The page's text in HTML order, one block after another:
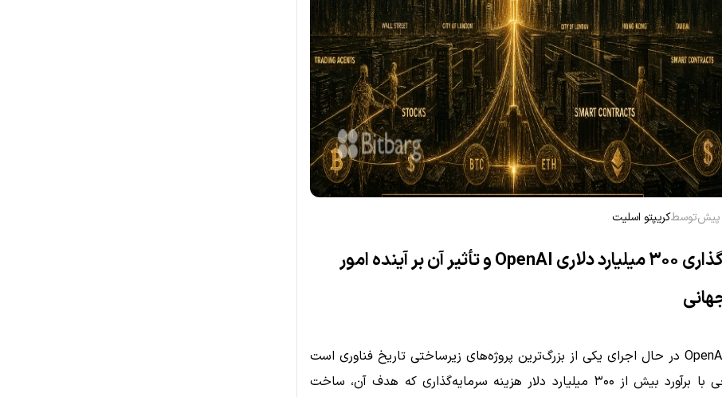
توسطکریپتو اسلیت
ارزش‌گذاری ۳۰۰ میلیارد دلاری OpenAI و تأثیر آن بر آینده امور
شرکت OpenAI در حال اجرای یکی از بزرگ‌ترین پروژه‌های زیرساختی تاریخ فناوری است
— طرحی با برآورد بیش از ۳۰۰ میلیارد دلار هزینه سرمایه‌گذاری که هدف آن، ساخت